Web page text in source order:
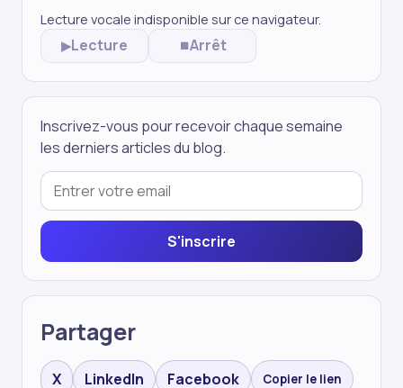
Lecture vocale indisponible sur ce navigateur.
▶Lecture ⏹Arrêt
Inscrivez-vous pour recevoir chaque semaine
les derniers articles du blog.
S'inscrire
Partager
X LinkedIn Facebook Copier le lien